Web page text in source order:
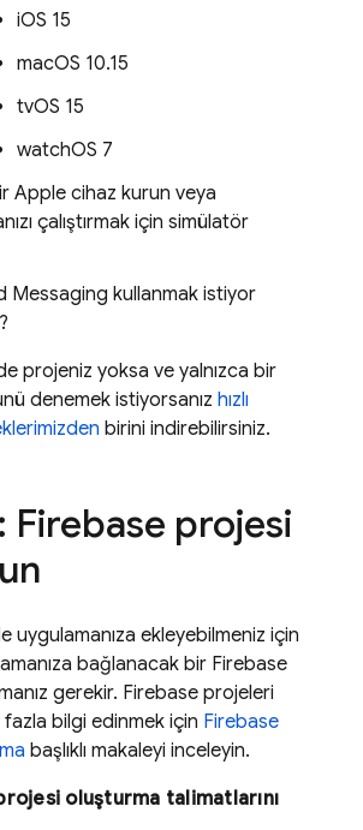
iOS 15
macOS 10.15
tvOS 15
watchOS 7
Apple cihaz kurun veya
çalıştırmak için simülatör
Messaging kullanmak istiyor
projeniz yoksa ve yalnızca bir
denemek istiyorsanız hızlı
birini indirebilirsiniz.
Firebase projesi
uygulamanıza ekleyebilmeniz için
bağlanacak bir Firebase
gerekir. Firebase projeleri
fazla bilgi edinmek için Firebase
başlıklı makaleyi inceleyin.
oluşturma talimatlarını